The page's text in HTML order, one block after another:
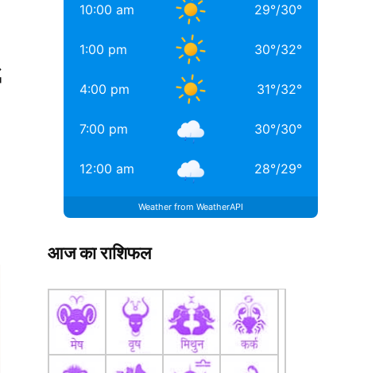
10:00 am 29°/30°
1:00 pm 30°/32°
4:00 pm 31°/32°
7:00 pm 30°/30°
12:00 am 28°/29°
Weather from WeatherAPI
आज का राशिफल